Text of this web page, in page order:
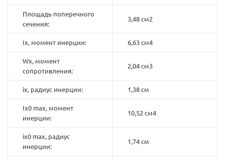
Площадь поперечного
сечения:
3,48 см2
Ix, момент инерции: 6,63 см4
Wx, момент
сопротивления:
2,04 см3
ix, радиус инерции: 1,38 см
Ix0 max, момент
инерции:
10,52 см4
ix0 max, радиус
инерции:
1,74 см